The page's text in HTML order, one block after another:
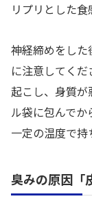
リプリとした食
神経締めをした
に注意してく
起こし、身質が
ル袋に包んで
一定の温度で持
臭みの原因「